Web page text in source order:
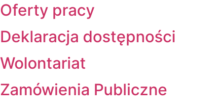
Oferty pracy
Deklaracja dostępności
Wolontariat
Zamówienia Publiczne